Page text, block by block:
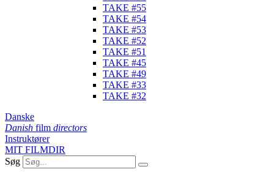
TAKE #55
TAKE #54
TAKE #53
TAKE #52
TAKE #51
TAKE #45
TAKE #49
TAKE #33
TAKE #32
Danske
Danish film directors
Instruktører
MIT FILMDIR
Søg